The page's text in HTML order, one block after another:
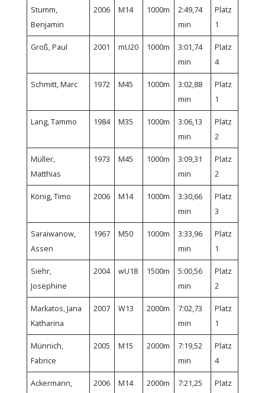
Stumm,
Benjamin
2006 M14 1000m
2:49,74
min
Platz
1
Groß, Paul 2001 mU20 1000m
3:01,74
min
Platz
4
Schmitt, Marc 1972 M45 1000m
3:02,88
min
Platz
1
Lang, Tammo 1984 M35 1000m
3:06,13
min
Platz
2
Müller,
Matthias
1973 M45 1000m
3:09,31
min
Platz
2
König, Timo 2006 M14 1000m
3:30,66
min
Platz
3
Saraiwanow,
Assen
1967 M50 1000m
3:33,96
min
Platz
1
Siehr,
Josephine
2004 wU18 1500m
5:00,56
min
Platz
2
Markatos, Jana
Katharina
2007 W13 2000m
7:02,73
min
Platz
1
Münnich,
Fabrice
2005 M15 2000m
7:19,52
min
Platz
4
Ackermann,
2006 M14 2000m
7:21,25
Platz